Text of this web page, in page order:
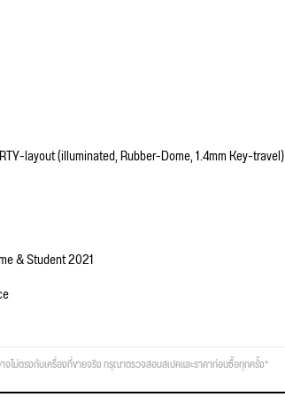
layout (illuminated, Rubber-Dome, 1.4mm Key-travel)
& Student 2021
จไม่ตรงกับเครื่องที่ขายจริง กรุณาตรวจสอบสเปคและราคาก่อนซื้อทุกครั้ง*